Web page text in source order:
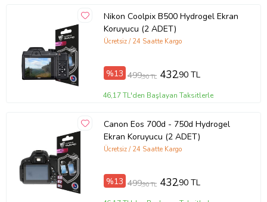
Nikon Coolpix B500 Hydrogel Ekran
Koruyucu (2 ADET)
Ücretsiz / 24 Saatte Kargo
%13 499,90 TL 432,90 TL
46,17 TL'den Başlayan Taksitlerle
Canon Eos 700d - 750d Hydrogel
Ekran Koruyucu (2 ADET)
Ücretsiz / 24 Saatte Kargo
%13 499,90 TL 432,90 TL